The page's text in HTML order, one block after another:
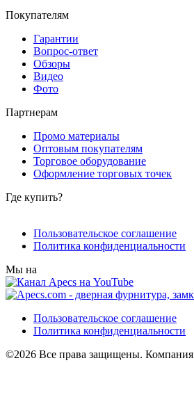
Покупателям
Гарантии
Вопрос-ответ
Обзоры
Видео
Фото
Партнерам
Промо материалы
Оптовым покупателям
Торговое оборудование
Оформление торговых точек
Где купить?
Пользовательское соглашение
Политика конфиденциальности
Мы на
Пользовательское соглашение
Политика конфиденциальности
©2026 Все права защищены.